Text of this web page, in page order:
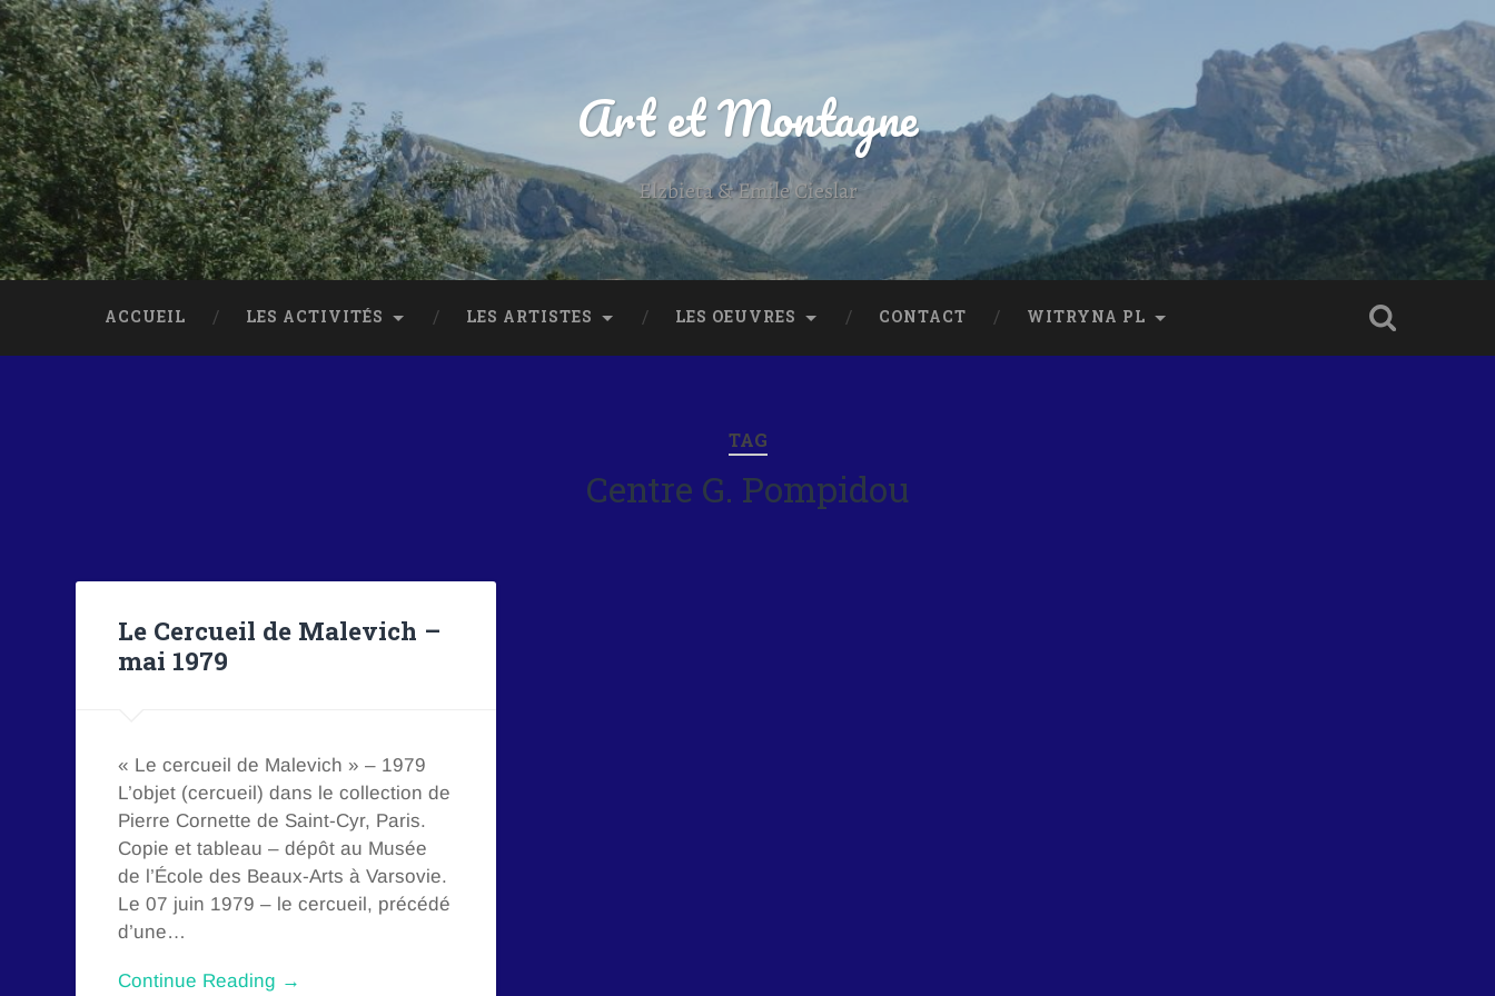
Art et Montagne
Elzbieta & Emile Cieslar
ACCUEIL LES ACTIVITÉS LES ARTISTES LES OEUVRES CONTACT WITRYNA PL
TAG
Centre G. Pompidou
Le Cercueil de Malevich –
mai 1979
« Le cercueil de Malevich » – 1979
L’objet (cercueil) dans le collection de
Pierre Cornette de Saint-Cyr, Paris.
Copie et tableau – dépôt au Musée
de l’École des Beaux-Arts à Varsovie.
Le 07 juin 1979 – le cercueil, précédé
d’une…
Continue Reading →